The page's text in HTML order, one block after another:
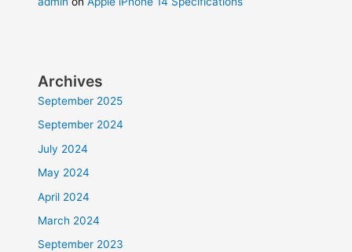
Archives
September 2025
September 2024
July 2024
May 2024
April 2024
March 2024
September 2023